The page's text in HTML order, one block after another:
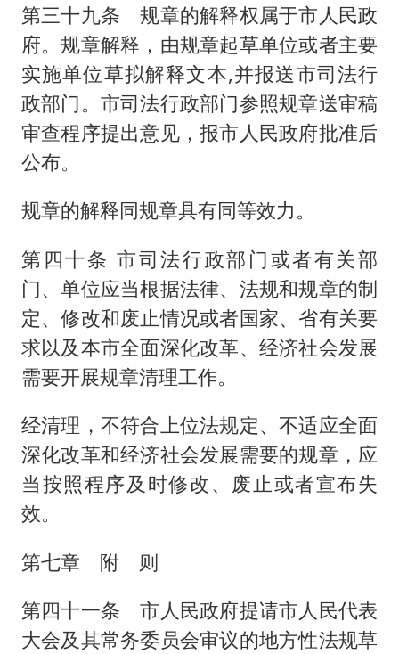
第三十九条 规章的解释权属于市人民政
府。规章解释，由规章起草单位或者主要
实施单位草拟解释文本,并报送市司法行
政部门。市司法行政部门参照规章送审稿
审查程序提出意见，报市人民政府批准后
公布。
规章的解释同规章具有同等效力。
第四十条 市司法行政部门或者有关部
门、单位应当根据法律、法规和规章的制
定、修改和废止情况或者国家、省有关要
求以及本市全面深化改革、经济社会发展
需要开展规章清理工作。
经清理，不符合上位法规定、不适应全面
深化改革和经济社会发展需要的规章，应
当按照程序及时修改、废止或者宣布失
效。
第七章 附 则
第四十一条 市人民政府提请市人民代表
大会及其常务委员会审议的地方性法规草